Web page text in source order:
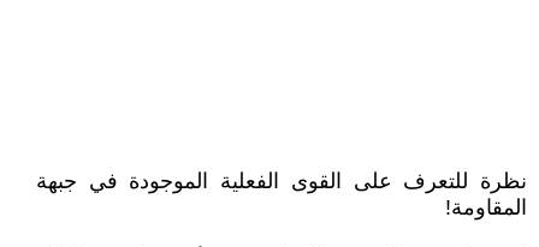
نظرة للتعرف على القوى الفعلية الموجودة في جبهة
المقاومة!